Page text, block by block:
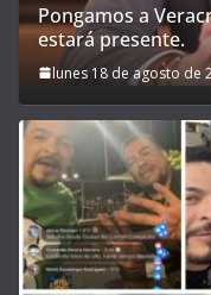
Pongamos a
estará presente.
lunes 18 de agosto de